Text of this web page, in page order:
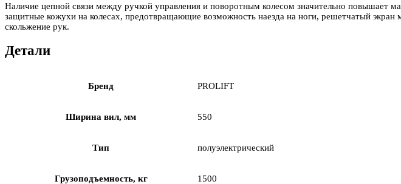
Наличие цепной связи между ручкой управления и поворотным колесом значительно повышает
защитные кожухи на колесах, предотвращающие возможность наезда на ноги, решетчатый
скольжение рук.
Детали
Бренд PROLIFT
Ширина вил, мм 550
Тип полуэлектрический
Грузоподъемность, кг 1500